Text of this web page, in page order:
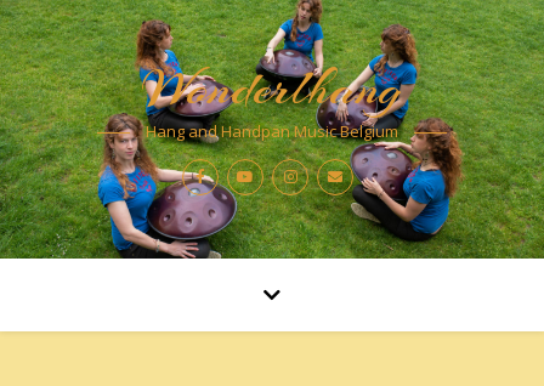
Wonderlhang
Hang and Handpan Music Belgium